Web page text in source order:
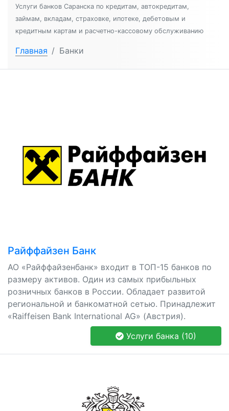
Услуги банков Саранска по кредитам, автокредитам,
займам, вкладам, страховке, ипотеке, дебетовым и
кредитным картам и расчетно-кассовому обслуживанию
Главная / Банки
Райффайзен Банк
АО «Райффайзенбанк» входит в ТОП-15 банков по
размеру активов. Один из самых прибыльных
розничных банков в России. Обладает развитой
региональной и банкоматной сетью. Принадлежит
«Raiffeisen Bank International AG» (Австрия).
Услуги банка (10)